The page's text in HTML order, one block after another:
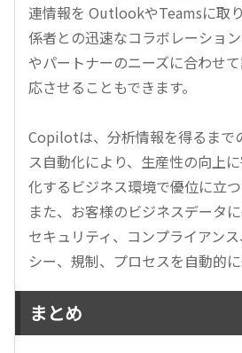
連情報を OutlookやTeamsに取
係者との迅速なコラボレーショ
やパートナーのニーズに合わせ
応させることもできます。
Copilotは、分析情報を得るまで
ス自動化により、生産性の向上
化するビジネス環境で優位に立つ
また、お客様のビジネスデータに
セキュリティ、コンプライアン
シー、規制、プロセスを自動的に
まとめ